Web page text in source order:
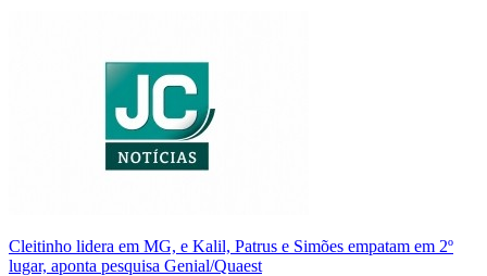
Cleitinho lidera em MG, e Kalil, Patrus e Simões empatam em 2º
lugar, aponta pesquisa Genial/Quaest